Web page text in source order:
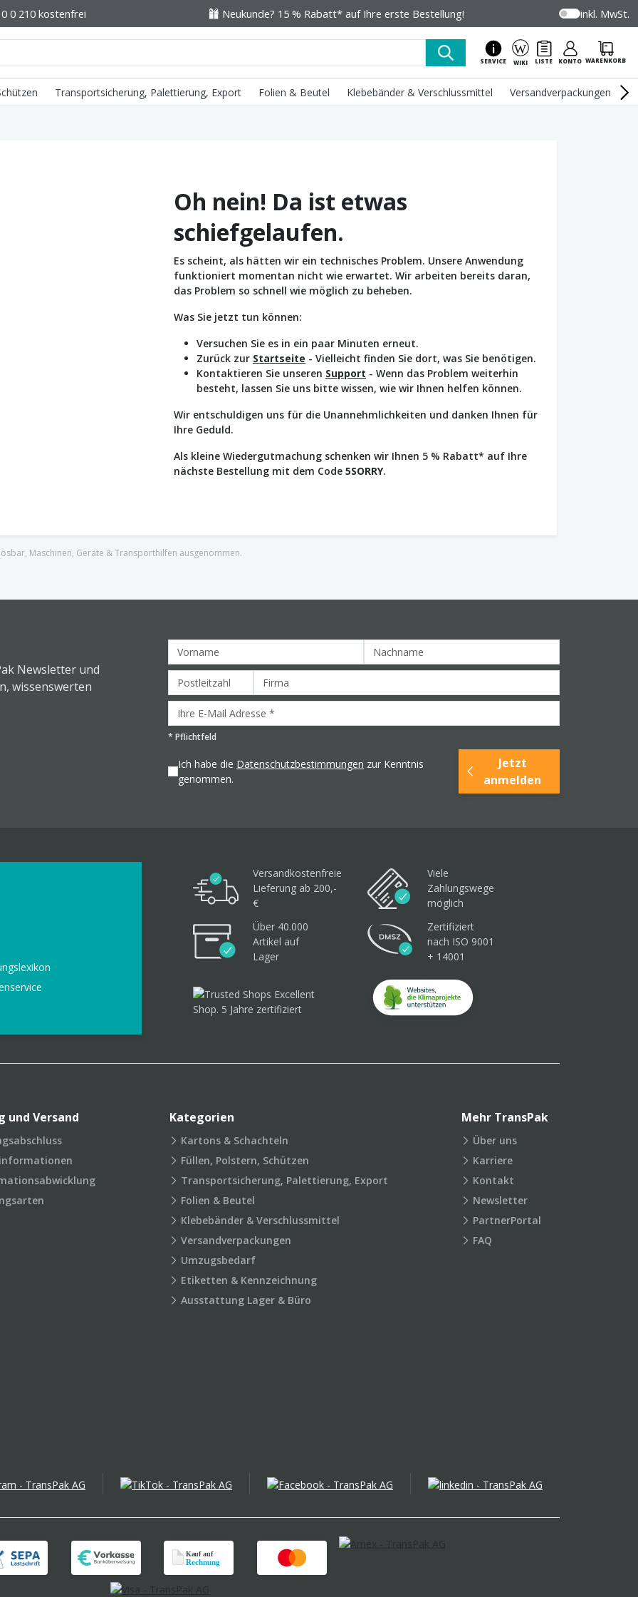
0 210 kostenfrei Neukunde? 15 % Rabatt* auf Ihre erste Bestellung! inkl. MwSt.
SERVICE WIKI LISTE KONTO WARENKORB
Transportsicherung, Palettierung, Export Folien & Beutel Klebebänder & Verschlussmittel Versandverpackungen
Oh nein! Da ist etwas
schiefgelaufen.
Es scheint, als hätten wir ein technisches Problem. Unsere Anwendung
funktioniert momentan nicht wie erwartet. Wir arbeiten bereits daran,
das Problem so schnell wie möglich zu beheben.
Was Sie jetzt tun können:
Versuchen Sie es in ein paar Minuten erneut.
Zurück zur Startseite - Vielleicht finden Sie dort, was Sie benötigen.
Kontaktieren Sie unseren Support - Wenn das Problem weiterhin
besteht, lassen Sie uns bitte wissen, wie wir Ihnen helfen können.
Wir entschuldigen uns für die Unannehmlichkeiten und danken Ihnen für
Ihre Geduld.
Als kleine Wiedergutmachung schenken wir Ihnen 5 % Rabatt* auf Ihre
nächste Bestellung mit dem Code 5SORRY.
Maschinen, Geräte & Transporthilfen ausgenommen.
Newsletter und
wissenswerten
* Pflichtfeld
Ich habe die Datenschutzbestimmungen zur Kenntnis
genommen.
Jetzt
anmelden
Versandkostenfreie
Lieferung ab 200,-
€
Viele
Zahlungswege
möglich
Über 40.000
Artikel auf
Lager
Zertifiziert
nach ISO 9001
+ 14001
und Versand Kategorien
Kartons & Schachteln
Füllen, Polstern, Schützen
Transportsicherung, Palettierung, Export
Folien & Beutel
Klebebänder & Verschlussmittel
Versandverpackungen
Umzugsbedarf
Etiketten & Kennzeichnung
Ausstattung Lager & Büro
Mehr TransPak
Über uns
Karriere
Kontakt
Newsletter
PartnerPortal
FAQ